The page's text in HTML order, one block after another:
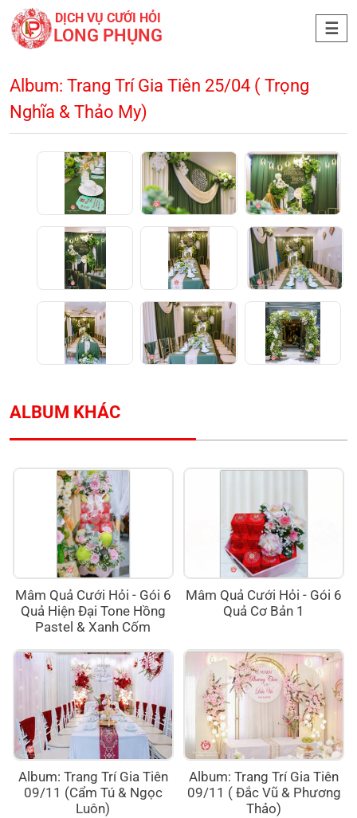
DỊCH VỤ CƯỚI HỎI
LONG PHỤNG
Album: Trang Trí Gia Tiên 25/04 ( Trọng
Nghĩa & Thảo My)
ALBUM KHÁC
Mâm Quả Cưới Hỏi - Gói 6
Quả Hiện Đại Tone Hồng
Pastel & Xanh Cốm
Mâm Quả Cưới Hỏi - Gói 6
Quả Cơ Bản 1
Album: Trang Trí Gia Tiên
09/11 (Cẩm Tú & Ngọc
Luôn)
Album: Trang Trí Gia Tiên
09/11 ( Đắc Vũ & Phương
Thảo)